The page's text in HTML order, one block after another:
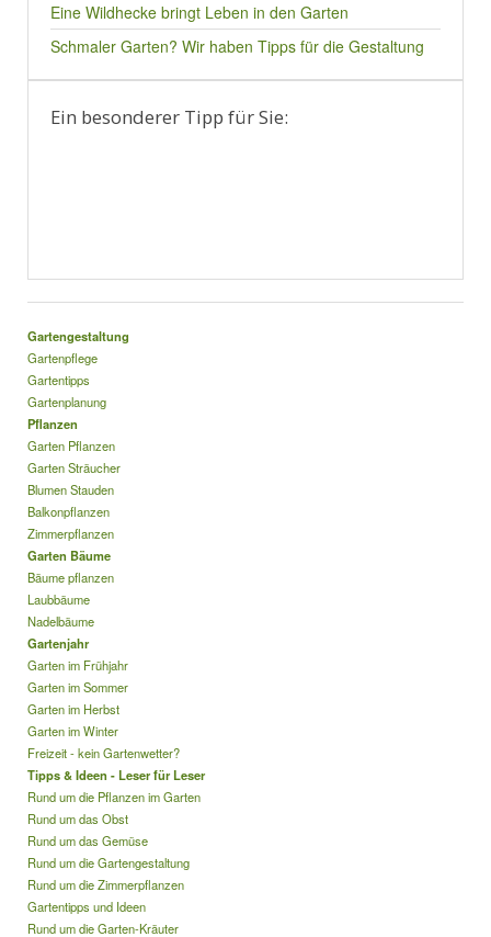
Eine Wildhecke bringt Leben in den Garten
Schmaler Garten? Wir haben Tipps für die Gestaltung
Ein besonderer Tipp für Sie:
Gartengestaltung
Gartenpflege
Gartentipps
Gartenplanung
Pflanzen
Garten Pflanzen
Garten Sträucher
Blumen Stauden
Balkonpflanzen
Zimmerpflanzen
Garten Bäume
Bäume pflanzen
Laubbäume
Nadelbäume
Gartenjahr
Garten im Frühjahr
Garten im Sommer
Garten im Herbst
Garten im Winter
Freizeit - kein Gartenwetter?
Tipps & Ideen - Leser für Leser
Rund um die Pflanzen im Garten
Rund um das Obst
Rund um das Gemüse
Rund um die Gartengestaltung
Rund um die Zimmerpflanzen
Gartentipps und Ideen
Rund um die Garten-Kräuter